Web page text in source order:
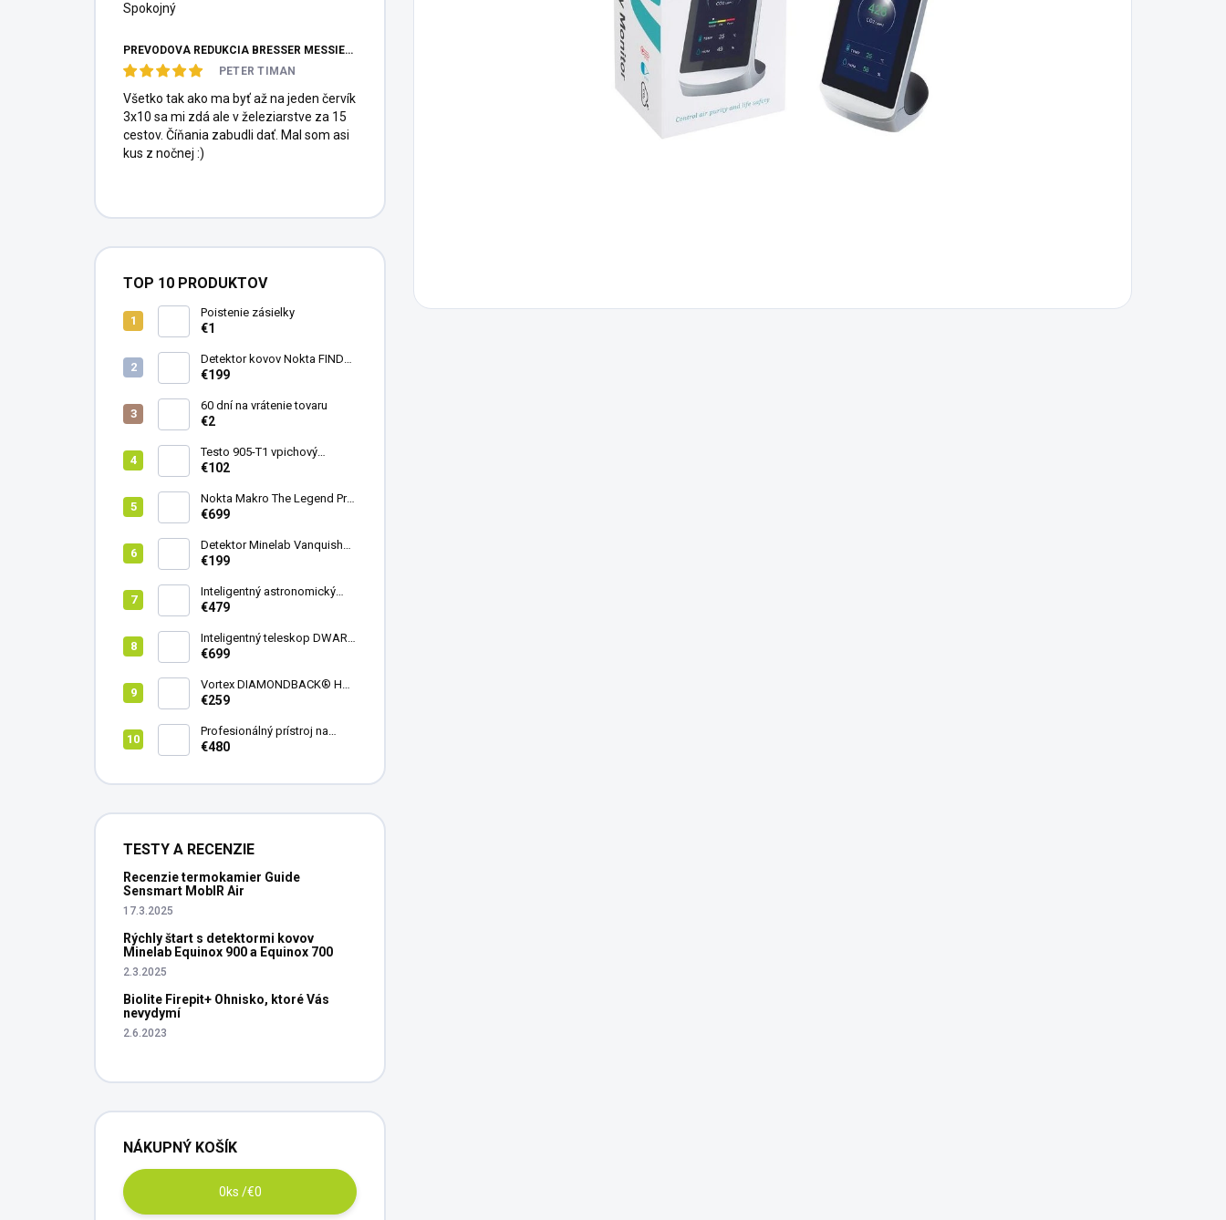
Spokojný
PREVODOVÁ REDUKCIA BRESSER MESSIER HEXAFOC 1:10
PETER TIMAN
Všetko tak ako ma byť až na jeden červík
3x10 sa mi zdá ale v železiarstve za 15
cestov. Číňania zabudli dať. Mal som asi
kus z nočnej :)
TOP 10 PRODUKTOV
Poistenie zásielky
€1
Detektor kovov Nokta FINDX
Pro
€199
60 dní na vrátenie tovaru
€2
Testo 905-T1 vpichový
teplomer
€102
Nokta Makro The Legend Pro
Pack - model 2024
€699
Detektor Minelab Vanquish
340
€199
Inteligentný astronomický
teleskop DwarfLab Dwarf
€479
Inteligentný teleskop DWARF
III + originálny statív DWARF 3
€699
Vortex DIAMONDBACK® HD
8X42
€259
Profesionálný prístroj na
vedenie vŕtania Laserliner
€480
TESTY A RECENZIE
Recenzie termokamier Guide
Sensmart MobIR Air
17.3.2025
Rýchly štart s detektormi kovov
Minelab Equinox 900 a Equinox 700
2.3.2025
Biolite Firepit+ Ohnisko, ktoré Vás
nevydymí
2.6.2023
NÁKUPNÝ KOŠÍK
0ks /€0